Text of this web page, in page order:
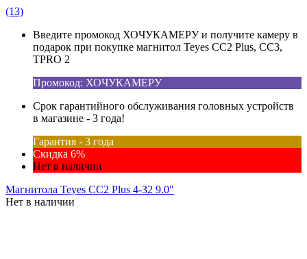
(13)
Введите промокод ХОЧУКАМЕРУ и получите камеру в
подарок при покупке магнитол Teyes CC2 Plus, CC3,
TPRO 2
Промокод: ХОЧУКАМЕРУ
Срок гарантийного обслуживания головных устройств
в магазине - 3 года!
Гарантия - 3 года
Скидка 6%
Нет в наличии
Магнитола Teyes CC2 Plus 4-32 9.0"
Нет в наличии